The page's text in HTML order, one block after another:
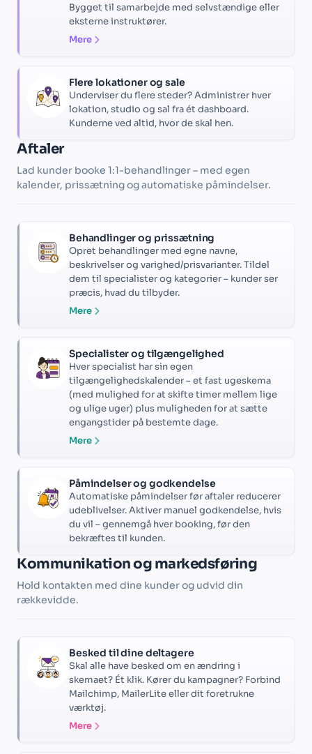
Bygget til samarbejde med selvstændige eller
eksterne instruktører.
Mere
Flere lokationer og sale
Underviser du flere steder? Administrer hver
lokation, studio og sal fra ét dashboard.
Kunderne ved altid, hvor de skal hen.
Aftaler
Lad kunder booke 1:1-behandlinger – med egen
kalender, prissætning og automatiske påmindelser.
Behandlinger og prissætning
Opret behandlinger med egne navne,
beskrivelser og varighed/prisvarianter. Tildel
dem til specialister og kategorier – kunder ser
præcis, hvad du tilbyder.
Mere
Specialister og tilgængelighed
Hver specialist har sin egen
tilgængelighedskalender – et fast ugeskema
(med mulighed for at skifte timer mellem lige
og ulige uger) plus muligheden for at sætte
engangstider på bestemte dage.
Mere
Påmindelser og godkendelse
Automatiske påmindelser før aftaler reducerer
udeblivelser. Aktiver manuel godkendelse, hvis
du vil – gennemgå hver booking, før den
bekræftes til kunden.
Kommunikation og markedsføring
Hold kontakten med dine kunder og udvid din
rækkevidde.
Besked til dine deltagere
Skal alle have besked om en ændring i
skemaet? Ét klik. Kører du kampagner? Forbind
Mailchimp, MailerLite eller dit foretrukne
værktøj.
Mere